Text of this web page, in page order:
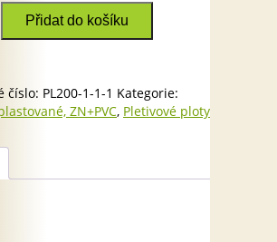
97,00 Kč.
Přidat do košíku
číslo: PL200-1-1-1 Kategorie:
ZN+PVC, Pletivové ploty